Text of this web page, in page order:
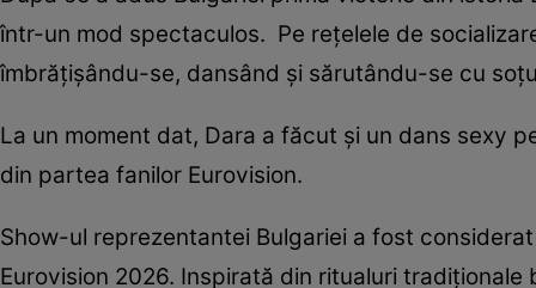
într-un mod spectaculos. Pe rețelele de
îmbrățișându-se, dansând și sărutându-se cu
La un moment dat, Dara a făcut și un dans sexy
din partea fanilor Eurovision.
Show-ul reprezentantei Bulgariei a fost
Eurovision 2026. Inspirată din ritualuri